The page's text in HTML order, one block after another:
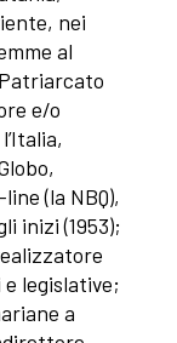
nei
al
e/o
(la NBQ),
inizi (1953);
legislative;
a